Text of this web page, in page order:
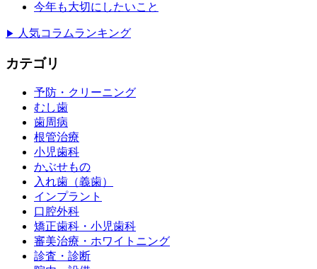
今年も大切にしたいこと
▶ 人気コラムランキング
カテゴリ
予防・クリーニング
むし歯
歯周病
根管治療
小児歯科
かぶせもの
入れ歯（義歯）
インプラント
口腔外科
矯正歯科・小児歯科
審美治療・ホワイトニング
診査・診断